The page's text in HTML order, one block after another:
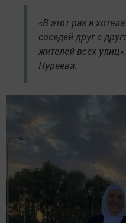
«В этот раз я
соседей друг с
жителей всех
Нуреева.